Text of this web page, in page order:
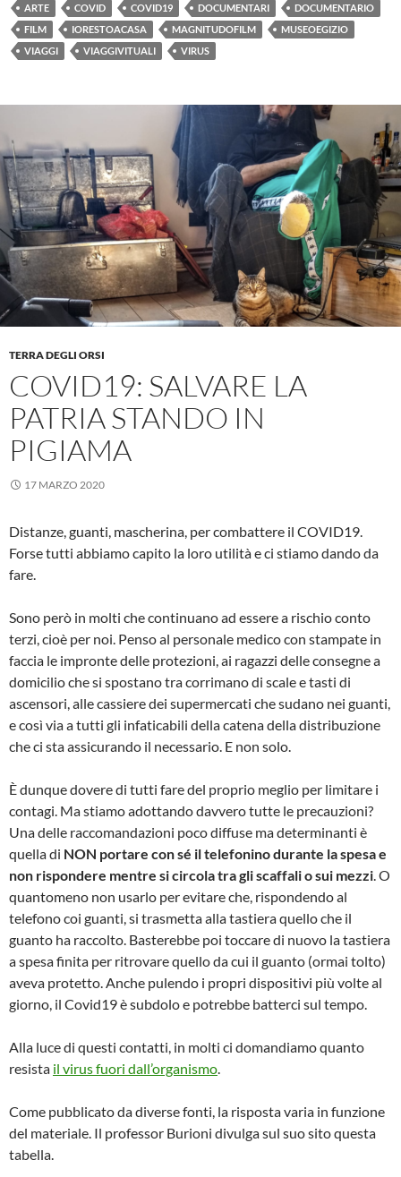
ARTE COVID COVID19 DOCUMENTARI
DOCUMENTARIO
FILM
IORESTOACASA MAGNITUDOFILM
MUSEOEGIZIO
VIAGGI
VIAGGIVITUALI VIRUS
TERRA DEGLI ORSI
COVID19: SALVARE LA
PATRIA STANDO IN
PIGIAMA
17 MARZO 2020
Distanze, guanti, mascherina, per combattere il COVID19.
Forse tutti abbiamo capito la loro utilità e ci stiamo dando da
fare.
Sono però in molti che continuano ad essere a rischio conto
terzi, cioè per noi. Penso al personale medico con stampate in
faccia le impronte delle protezioni, ai ragazzi delle consegne a
domicilio che si spostano tra corrimano di scale e tasti di
ascensori, alle cassiere dei supermercati che sudano nei guanti,
e così via a tutti gli infaticabili della catena della distribuzione
che ci sta assicurando il necessario. E non solo.
È dunque dovere di tutti fare del proprio meglio per limitare i
contagi. Ma stiamo adottando davvero tutte le precauzioni?
Una delle raccomandazioni poco diffuse ma determinanti è
quella di NON portare con sé il telefonino durante la spesa e
non rispondere mentre si circolatra gli scaffali o sui mezzi. O
quantomeno non usarlo per evitare che, rispondendo al
telefono coi guanti, si trasmetta alla tastiera quello che il
guanto ha raccolto. Basterebbe poi toccare di nuovo la tastiera
a spesa finita per ritrovare quello da cui il guanto (ormai tolto)
aveva protetto. Anche pulendo i propri dispositivi più volte al
giorno, il Covid19 è subdolo e potrebbe batterci sul tempo.
Alla luce di questi contatti, in molti ci domandiamo quanto
resista il virus fuori dall’organismo.
Come pubblicato da diverse fonti, la risposta varia in funzione
del materiale. Il professor Burioni divulga sul suo sito questa
tabella.